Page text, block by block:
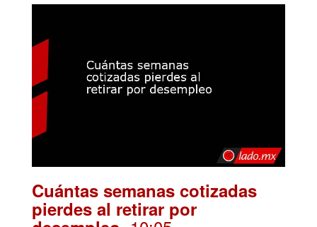
Cuántas semanas cotizadas
pierdes al retirar por